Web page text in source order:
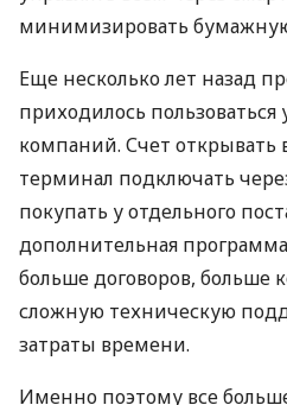
минимизировать
Еще несколько лет назад
приходилось пользоваться
компаний. Счет открывать
терминал подключать
покупать у отдельного
дополнительная
больше договоров, больше
сложную техническую
затраты времени.
Именно поэтому все